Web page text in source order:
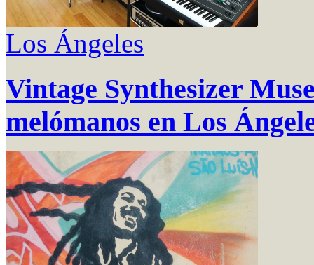
Los Ángeles
Vintage Synthesizer
melómanos en Los